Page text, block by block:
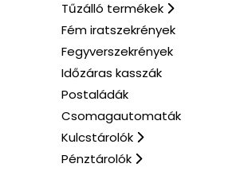
Tűzálló termékek
Fém iratszekrények
Fegyverszekrények
Időzáras kasszák
Postaládák
Csomagautomaták
Kulcstárolók
Pénztárolók